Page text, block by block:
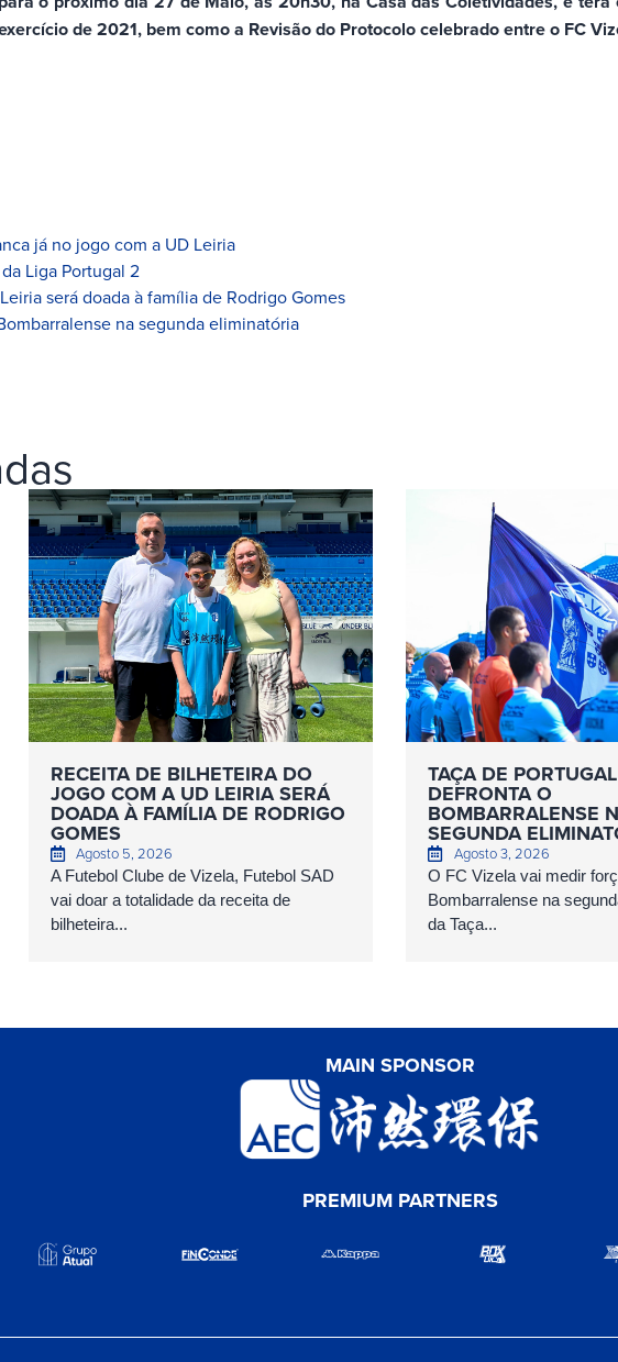
de 2021, bem como a Revisão do Protocolo celebrado entre o FC
já no jogo com a UD Leiria
Liga Portugal 2
será doada à família de Rodrigo Gomes
na segunda eliminatória
RECEITA DE BILHETEIRA DO
JOGO COM A UD LEIRIA SERÁ
DOADA À FAMÍLIA DE RODRIGO
GOMES
Agosto 5, 2026
A Futebol Clube de Vizela, Futebol SAD
vai doar a totalidade da receita de
bilheteira...
TAÇA DE
DEFRONTA O
BOMBARRALENSE
SEGUNDA
Agosto 3, 2026
O FC Vizela vai medir
Bombarralense na
da Taça...
MAIN SPONSOR
PREMIUM PARTNERS